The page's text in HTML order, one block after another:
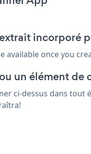
incorporé
available once you
un élément de
ci-dessus dans